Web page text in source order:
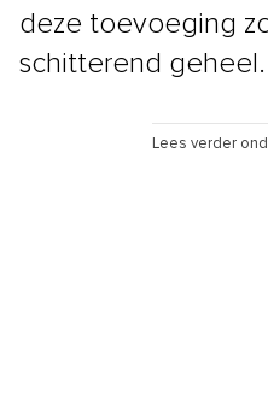
deze toevoeging
schitterend geheel.
Lees verder